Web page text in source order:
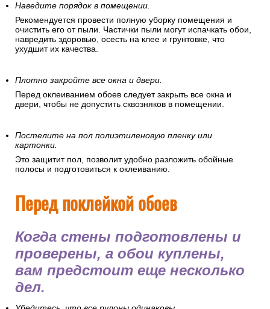
Наведите порядок в помещении.
Рекомендуется провести полную уборку помещения и
очистить его от пыли. Частички пыли могут испачкать обои,
навредить здоровью, осесть на клее и грунтовке, что
ухудшит их качества.
Плотно закройте все окна и двери.
Перед оклеиванием обоев следует закрыть все окна и
двери, чтобы не допустить сквозняков в помещении.
Постелите на пол полиэтиленовую пленку или
картонки.
Это защитит пол, позволит удобно разложить обойные
полосы и подготовиться к оклеиванию.
Перед поклейкой обоев
Когда стены подготовлены и
проверены, а обои куплены,
вам предстоит еще несколько
дел.